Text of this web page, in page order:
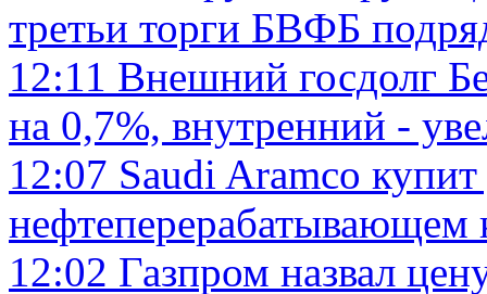
третьи торги БВФБ
12:11 Внешний госдолг
на 0,7%, внутренний -
12:07 Saudi Aramco
нефтеперерабатывающем
12:02 Газпром назвал